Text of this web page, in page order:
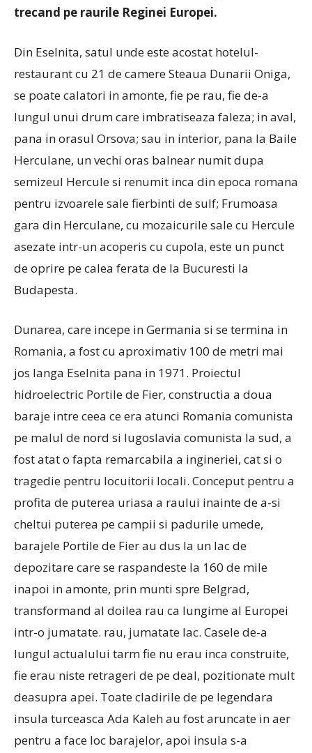
trecand pe raurile Reginei Europei.
Din Eselnita, satul unde este acostat hotelul-
restaurant cu 21 de camere Steaua Dunarii Oniga,
se poate calatori in amonte, fie pe rau, fie de-a
lungul unui drum care imbratiseaza faleza; in aval,
pana in orasul Orsova; sau in interior, pana la Baile
Herculane, un vechi oras balnear numit dupa
semizeul Hercule si renumit inca din epoca romana
pentru izvoarele sale fierbinti de sulf; Frumoasa
gara din Herculane, cu mozaicurile sale cu Hercule
asezate intr-un acoperis cu cupola, este un punct
de oprire pe calea ferata de la Bucuresti la
Budapesta.
Dunarea, care incepe in Germania si se termina in
Romania, a fost cu aproximativ 100 de metri mai
jos langa Eselnita pana in 1971. Proiectul
hidroelectric Portile de Fier, constructia a doua
baraje intre ceea ce era atunci Romania comunista
pe malul de nord si Iugoslavia comunista la sud, a
fost atat o fapta remarcabila a ingineriei, cat si o
tragedie pentru locuitorii locali. Conceput pentru a
profita de puterea uriasa a raului inainte de a-si
cheltui puterea pe campii si padurile umede,
barajele Portile de Fier au dus la un lac de
depozitare care se raspandeste la 160 de mile
inapoi in amonte, prin munti spre Belgrad,
transformand al doilea rau ca lungime al Europei
intr-o jumatate. rau, jumatate lac. Casele de-a
lungul actualului tarm fie nu erau inca construite,
fie erau niste retrageri de pe deal, pozitionate mult
deasupra apei. Toate cladirile de pe legendara
insula turceasca Ada Kaleh au fost aruncate in aer
pentru a face loc barajelor, apoi insula s-a